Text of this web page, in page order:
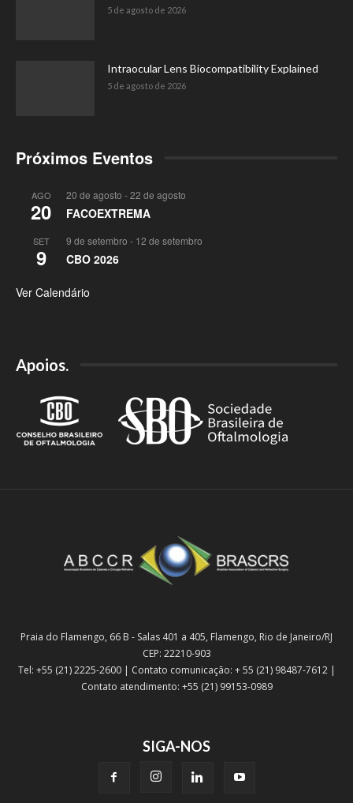
5 de agosto de 2026
Intraocular Lens Biocompatibility Explained
5 de agosto de 2026
Próximos Eventos
AGO
20
20 de agosto -22 de agosto
FACOEXTREMA
SET
9
9 de setembro - 12 de setembro
CBO 2026
Ver Calendário
Apoios.
Praia do Flamengo, 66 B - Salas 401 a 405, Flamengo, Rio de Janeiro/RJ
CEP: 22210-903
Tel: +55 (21) 2225-2600 | Contato comunicação: + 55 (21) 98487-7612 |
Contato atendimento: +55 (21) 99153-0989
SIGA-NOS